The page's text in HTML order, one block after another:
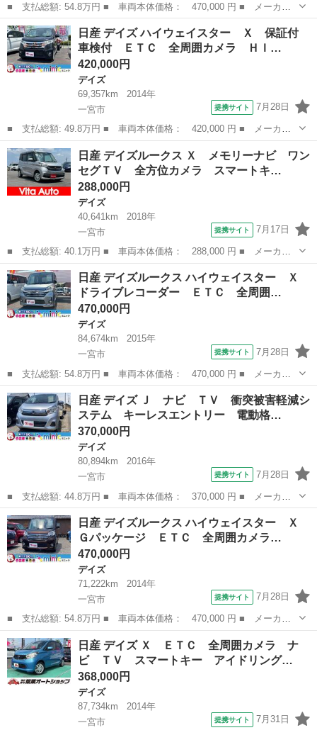
■ 支払総額: 54.8万円 ■ 車両本体価格： 470,000 円 ■ メーカー
名： 日産 ■ 車種名： デイズ ■ グレード名： Ｘ 保証付 車
検付 全周囲カメラ 衝突被害軽減システム スマートキー アイド
リングストッ...
愛知 一宮市 デイズ
日産 デイズ ハイウェイスター Ｘ 保証付
車検付 ＥＴＣ 全周囲カメラ ＨＩ…
420,000円
デイズ
69,357km
2014年
一宮市
提携サイト 7月28日
■ 支払総額: 49.8万円 ■ 車両本体価格： 420,000 円 ■ メーカー
名： 日産 ■ 車種名： デイズ ■ グレード名： ハイウェイスタ
ー Ｘ 保証付 車検付 ＥＴＣ 全周囲カメラ ＨＩＤ スマート
キー アイド...
愛知 一宮市 デイズ
日産 デイズルークス Ｘ メモリーナビ ワン
セグＴＶ 全方位カメラ スマートキ…
288,000円
デイズ
40,641km
2018年
一宮市
提携サイト 7月17日
■ 支払総額: 40.1万円 ■ 車両本体価格： 288,000 円 ■ メーカー
名： 日産 ■ 車種名： デイズルークス ■ グレード名： Ｘ メ
モリーナビ ワンセグＴＶ 全方位カメラ スマートキー 衝突軽減
ブレーキ 片...
愛知 一宮市 デイズ
日産 デイズルークス ハイウェイスター Ｘ
ドライブレコーダー ＥＴＣ 全周囲…
470,000円
デイズ
84,674km
2015年
一宮市
提携サイト 7月28日
■ 支払総額: 54.8万円 ■ 車両本体価格： 470,000 円 ■ メーカー
名： 日産 ■ 車種名： デイズルークス ■ グレード名： ハイウ
ェイスター Ｘ ドライブレコーダー ＥＴＣ 全周囲カメラ 両側
スライド・片...
愛知 一宮市 デイズ
日産 デイズ Ｊ ナビ ＴＶ 衝突被害軽減シ
ステム キーレスエントリー 電動格…
370,000円
デイズ
80,894km
2016年
一宮市
提携サイト 7月28日
■ 支払総額: 44.8万円 ■ 車両本体価格： 370,000 円 ■ メーカー
名： 日産 ■ 車種名： デイズ ■ グレード名： Ｊ ナビ Ｔ
Ｖ 衝突被害軽減システム キーレスエントリー 電動格納ミラー
ベンチシート ...
愛知 一宮市 デイズ
日産 デイズルークス ハイウェイスター Ｘ
Ｇパッケージ ＥＴＣ 全周囲カメラ…
470,000円
デイズ
71,222km
2014年
一宮市
提携サイト 7月28日
■ 支払総額: 54.8万円 ■ 車両本体価格： 470,000 円 ■ メーカー
名： 日産 ■ 車種名： デイズルークス ■ グレード名： ハイウ
ェイスター Ｘ Ｇパッケージ ＥＴＣ 全周囲カメラ 両側電動ス
ライドドア ...
愛知 一宮市 デイズ
日産 デイズ Ｘ ＥＴＣ 全周囲カメラ ナ
ビ ＴＶ スマートキー アイドリング…
368,000円
デイズ
87,734km
2014年
一宮市
提携サイト 7月31日